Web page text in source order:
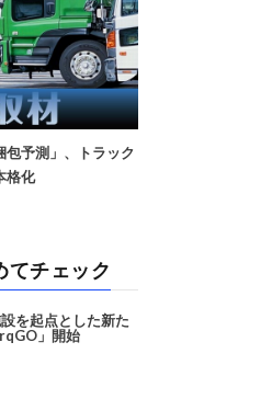
包予測」、トラック
格化
てチェック
を起点とした新た
」開始